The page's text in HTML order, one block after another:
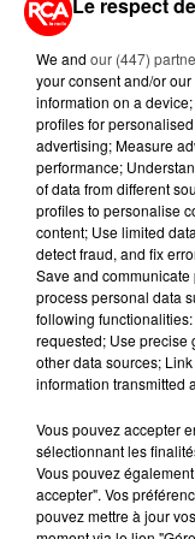
LA
RCA
We and our (447)
your consent and/or
information on a
profiles for
advertising; Measure
performance;
of data from different
profiles to personalise
content; Use limited
detect fraud, and fix
Save and
process personal data
following
requested; Use precise
other data sources;
information transmitted
Vous pouvez accepter
sélectionnant les
Vous pouvez
accepter". Vos
pouvez mettre à jour